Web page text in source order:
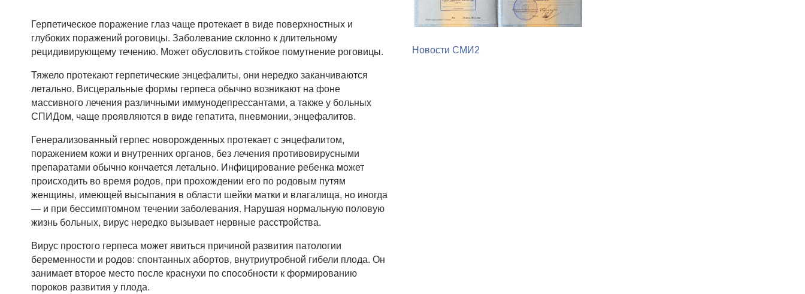
Герпетическое поражение глаз чаще протекает в виде поверхностных и
глубоких поражений роговицы. Заболевание склонно к длительному
рецидивирующему течению. Может обусловить стойкое помутнение роговицы.
Тяжело протекают герпетические энцефалиты, они нередко заканчиваются
летально. Висцеральные формы герпеса обычно возникают на фоне
массивного лечения различными иммунодепрессантами, а также у больных
СПИДом, чаще проявляются в виде гепатита, пневмонии, энцефалитов.
Генерализованный герпес новорожденных протекает с энцефалитом,
поражением кожи и внутренних органов, без лечения противовирусными
препаратами обычно кончается летально. Инфицирование ребенка может
происходить во время родов, при прохождении его по родовым путям
женщины, имеющей высыпания в области шейки матки и влагалища, но иногда
— и при бессимптомном течении заболевания. Нарушая нормальную половую
жизнь больных, вирус нередко вызывает нервные расстройства.
Вирус простого герпеса может явиться причиной развития патологии
беременности и родов: спонтанных абортов, внутриутробной гибели плода. Он
занимает второе место после краснухи по способности к формированию
пороков развития у плода.
Новости СМИ2